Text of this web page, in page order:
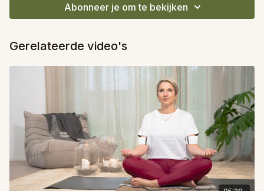
Abonneer je om te bekijken
Gerelateerde video's